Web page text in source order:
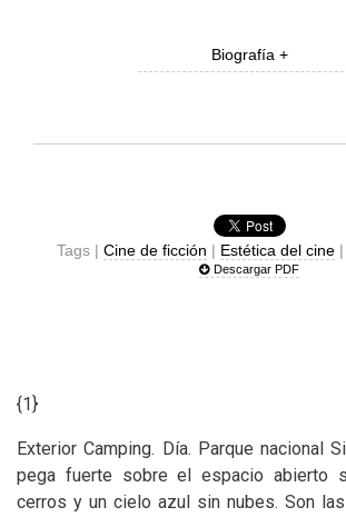
Biografía +
Tags | Cine de ficción | Estética del cine|
Descargar PDF
{1}
Exterior Camping. Día. Parque nacional
pega fuerte sobre el espacio abierto
cerros y un cielo azul sin nubes. Son